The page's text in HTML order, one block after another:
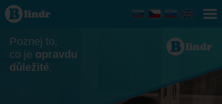
Seznamka
- On
hledá ji
Poznej to,
co je opravdu
důležité.